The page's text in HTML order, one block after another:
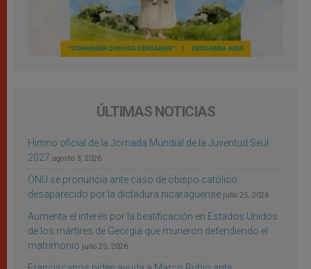
ÚLTIMAS NOTICIAS
Himno oficial de la Jornada Mundial de la Juventud Seúl
2027 agosto 3, 2026
ONU se pronuncia ante caso de obispo católico
desaparecido por la dictadura nicaragüense julio 25, 2026
Aumenta el interés por la beatificación en Estados Unidos
de los mártires de Georgia que murieron defendiendo el
matrimonio julio 25, 2026